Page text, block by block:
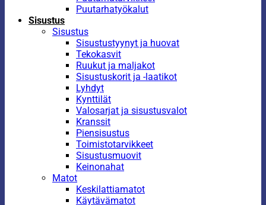
Puutarhatyökalut
Sisustus
Sisustus
Sisustustyynyt ja huovat
Tekokasvit
Ruukut ja maljakot
Sisustuskorit ja -laatikot
Lyhdyt
Kynttilät
Valosarjat ja sisustusvalot
Kranssit
Piensisustus
Toimistotarvikkeet
Sisustusmuovit
Keinonahat
Matot
Keskilattiamatot
Käytävämatot